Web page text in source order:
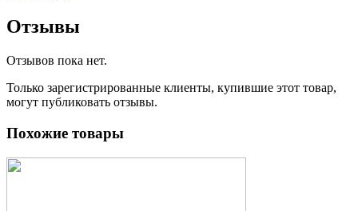
Отзывы
Отзывов пока нет.
Только зарегистрированные клиенты, купившие этот товар,
могут публиковать отзывы.
Похожие товары